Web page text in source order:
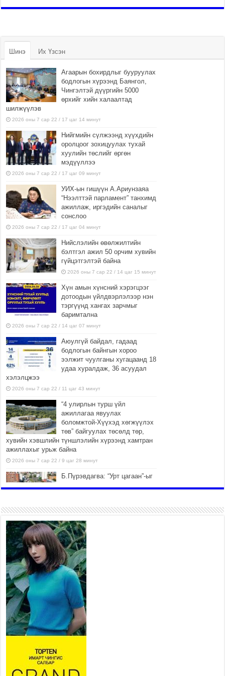
Шинэ Их Үзсэн
Агаарын бохирдлыг бууруулах
бодлогын хүрээнд Баянгол,
Чингэлтэй дүүргийн 5000
өрхийг хийн халаалтад
шилжүүлэв
2026 оны 7 сар 22 / 17 цаг 14 минут
Нийгмийн сүлжээнд хүүхдийн
оролцоог зохицуулах тухай
хуулийн төслийг өргөн
мэдүүллээ
2026 оны 7 сар 22 / 17 цаг 09 минут
УИХ-ын гишүүн А.Ариунзаяа
“Нээлттэй парламент” танхимд
ажиллаж, иргэдийн саналыг
сонслоо
2026 оны 7 сар 22 / 17 цаг 04 минут
Нийслэлийн өвөлжилтийн
бэлтгэл ажил 50 орчим хувийн
гүйцэтгэлтэй байна
2026 оны 7 сар 22 / 14 цаг 15 минут
Хүн амын хүнсний хэрэгцээг
дотоодын үйлдвэрлэлээр нэн
тэргүүнд хангах зарчмыг
баримтална
2026 оны 7 сар 22 / 14 цаг 07 минут
Аюулгүй байдал, гадаад
бодлогын байнгын хороо
ээлжит чуулганы хугацаанд 18
удаа хуралдаж, 36 асуудал
хэлэлцжээ
2026 оны 7 сар 22 / 11 цаг 43 минут
“4 улирлын турш үйл
ажиллагаа явуулах
боломжтой-Хүүхэд хөгжүүлэх
төв” байгуулах төсөлд төр,
хувийн хэвшлийн түншлэлийн хүрээнд хамтран
ажиллахыг урьж байна
2026 оны 7 сар 22 / 9 цаг 28 минут
Б.Пүрэвдагва: “Урт цагаан”-ыг
2026 оны 7 сар 21 / 16 цаг 47 минут
Тусгай замын автобус /BRT/
төслийн удирдах хорооны
ээлжит хуралдаан боллоо
2026 оны 7 сар 21 / 16 цаг 43 минут
Ерөнхий сайд Н.Учрал БНХАУ-
аас Монгол Улсад суугаа
Элчин сайд Шэнь
Миньжюанийг хүлээн авч
уулзав
2026 оны 7 сар 21 / 16 цаг 39 минут
БҮГД НАЙРАМДАХ ТАЖИКИСТАН УЛСТАЙ
ЭДИЙН ЗАСГИЙН ХАМТЫН АЖИЛЛАГААГ
ӨРГӨЖҮҮЛНЭ
2026 оны 7 сар 21 / 16 цаг 34 минут